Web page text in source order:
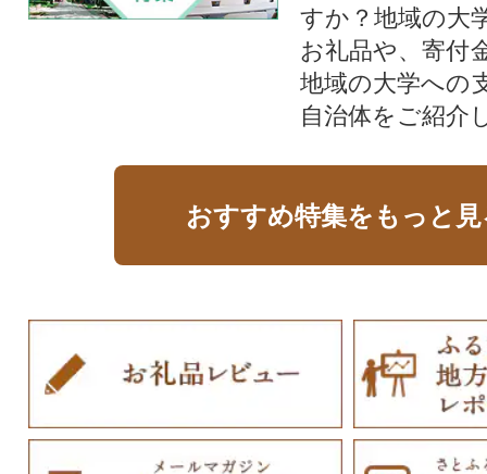
すか？地域の大
お礼品や、寄付
地域の大学への
自治体をご紹介
おすすめ特集をもっと